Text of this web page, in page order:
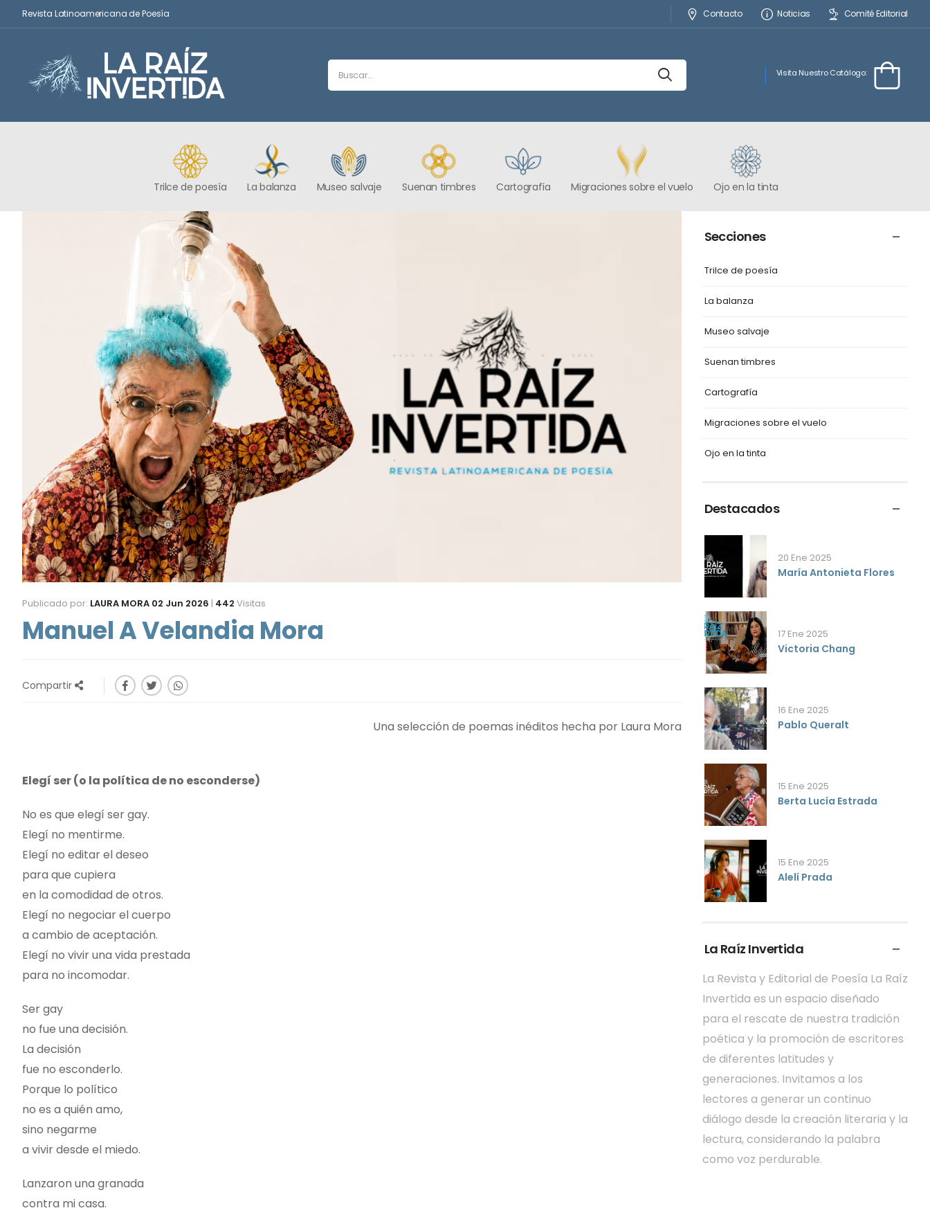
Revista Latinoamericana de Poesía Contacto Noticias Comité Editorial
Visita Nuestro Catálogo:
Trilce de poesía La balanza Museo salvaje Suenan timbres Cartografía Migraciones sobre el vuelo Ojo en la tinta
Publicado por: LAURA MORA 02 Jun 2026 | 442 Visitas
Manuel A Velandia Mora
Compartir
Una selección de poemas inéditos hecha por Laura Mora
Elegí ser (o la política de no esconderse)
No es que elegí ser gay.
Elegí no mentirme.
Elegí no editar el deseo
para que cupiera
en la comodidad de otros.
Elegí no negociar el cuerpo
a cambio de aceptación.
Elegí no vivir una vida prestada
para no incomodar.
Ser gay
no fue una decisión.
La decisión
fue no esconderlo.
Porque lo político
no es a quién amo,
sino negarme
a vivir desde el miedo.
Lanzaron una granada
contra mi casa.
Secciones
Trilce de poesía
La balanza
Museo salvaje
Suenan timbres
Cartografía
Migraciones sobre el vuelo
Ojo en la tinta
Destacados
20 Ene 2025
María Antonieta Flores
17 Ene 2025
Victoria Chang
16 Ene 2025
Pablo Queralt
15 Ene 2025
Berta Lucía Estrada
15 Ene 2025
Alelí Prada
La Raíz Invertida
La Revista y Editorial de Poesía La Raíz
Invertida es un espacio diseñado
para el rescate de nuestra tradición
poética y la promoción de escritores
de diferentes latitudes y
generaciones. Invitamos a los
lectores a generar un continuo
diálogo desde la creación literaria y la
lectura, considerando la palabra
como voz perdurable.